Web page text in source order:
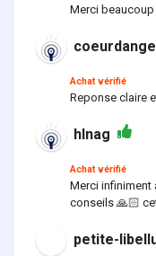
Merci
coeurdange
Achat vérifié
Reponse claire
hlnag
Achat vérifié
Merci infiniment
conseils 🙏🏻
petite-